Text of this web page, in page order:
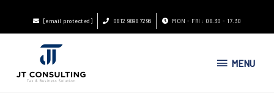
[email protected] 0812 9898 7296 MON - FRI : 08.30 - 17.30
MENU